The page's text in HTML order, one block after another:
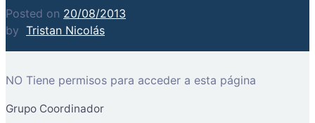
Posted on 20/08/2013
by Tristan Nicolás
NO Tiene permisos para acceder a esta página
Grupo Coordinador